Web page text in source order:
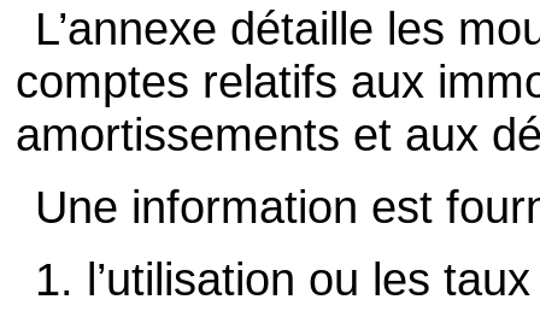
L’annexe détaille les
comptes relatifs aux
amortissements et aux
Une information est
1. l’utilisation ou les